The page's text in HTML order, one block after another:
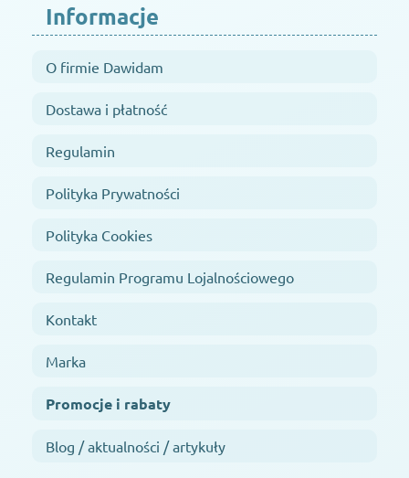
Informacje
O firmie Dawidam
Dostawa i płatność
Regulamin
Polityka Prywatności
Polityka Cookies
Regulamin Programu Lojalnościowego
Kontakt
Marka
Promocje i rabaty
Blog / aktualności / artykuły